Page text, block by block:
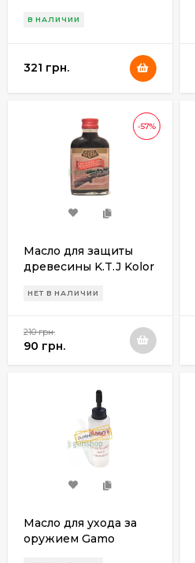
кал.8мм(60шт)
В НАЛИЧИИ
321 грн.
-57%
Масло для защиты
древесины K.T.J Kolor
Темнокоричневый
НЕТ В НАЛИЧИИ
210 грн.
90 грн.
Масло для ухода за
оружием Gamo